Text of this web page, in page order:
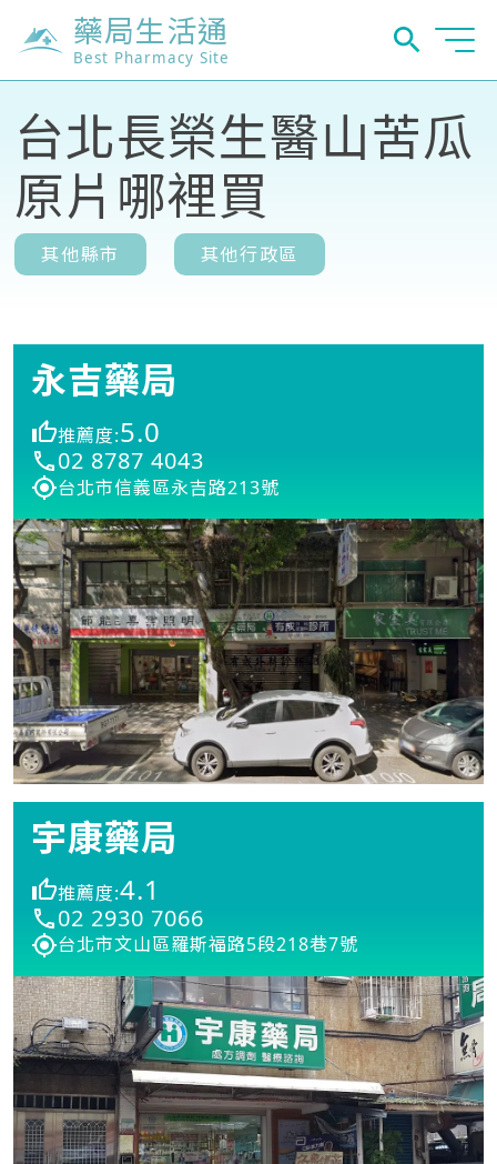
藥局生活通
Best Pharmacy Site
台北長榮生醫山苦瓜
原片哪裡買
其他縣市 其他行政區
永吉藥局
推薦度:5.0
02 8787 4043
台北市信義區永吉路213號
宇康藥局
推薦度:4.1
02 2930 7066
台北市文山區羅斯福路5段218巷7號